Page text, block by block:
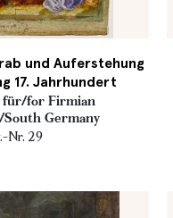
und Auferstehung
17. Jahrhundert
für/for Firmian
Germany
Nr. 29